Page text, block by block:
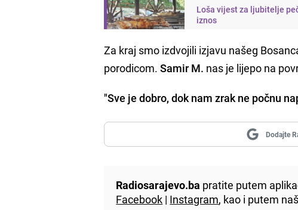
Loša vijest za ljubitelje
iznos
Za kraj smo izdvojili izjavu našeg
porodicom.Samir M. nas je lijepo na
"Sve je dobro, dok nam zrak ne počnu
Dodajte
Radiosarajevo.ba pratite putem
Facebook | Instagram, kao i putem